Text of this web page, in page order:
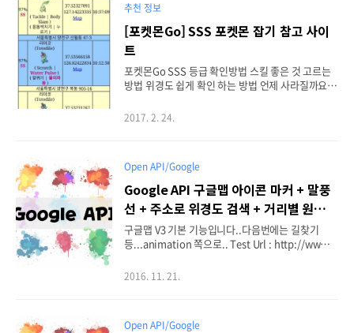
자동완성의 반응속도도 빠르고 나름 직접 관리하는
것보다 정확하기 때문에 여러모로 유용할것같습니
다. 실제로 구현 하는 경우에는 가장 하단에 Js 참조
할때 key 값을 입력해야합니다. https://maps.goo
gleapis.com/maps/api/js?key=여기에키값입력
&libraries=places&callback=initAutocomple..
추천 정보
[포켓몬Go] SSS 포켓몬 잡기 참고 사이
트
포켓몬Go SSS 등급 확인방법 스킬 좋은 것 고르는
방법 위경도 쉽게 확인 하는 방법 언제 사라질까요
am.uhoon.co.kr:999/pokemon/90.html
2017. 2. 24.
Open API/Google
Google API 구글맵 아이콘 마커 + 말풍
선 + 주소로 위경도 검색 + 거리별 원그리
기 - v3
구글맵 V3 기본 기능입니다..다음번에는 길찾기
등...animation 쪽으로.. Test Url : http://www.u
마커 (marker) 말풍선 (infoWindow) 주소로 위경
2016. 11. 21.
Open API/Google